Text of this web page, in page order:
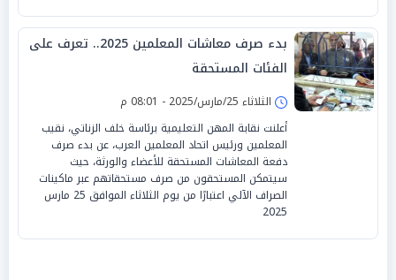
بدء صرف معاشات المعلمين 2025.. تعرف على
الفئات المستحقة
الثلاثاء 25/مارس/2025 - 08:01 م
أعلنت نقابة المهن التعليمية برئاسة خلف الزناتي، نقيب
المعلمين ورئيس اتحاد المعلمين العرب، عن بدء صرف
دفعة المعاشات المستحقة للأعضاء والورثة، حيث
سيتمكن المستحقون من صرف مستحقاتهم عبر ماكينات
الصراف الآلي اعتبارًا من يوم الثلاثاء الموافق 25 مارس
2025